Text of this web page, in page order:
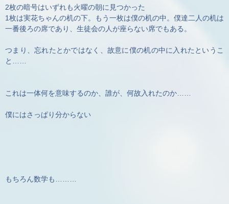
2枚の暗号はいずれも火曜の朝に見つかった
1枚は実花ちゃんの机の下。もう一枚は僕の机の中。僕達二人の机は
一番後ろの席であり、生徒会の人が座らない席でもある。
つまり、忘れたとかではなく、故意に僕の机の中に入れたというこ
と……
これは一体何を意味するのか、誰が、何故入れたのか……
僕にはさっぱり分からない
もちろん数学も………